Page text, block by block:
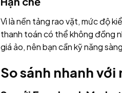
Vì là nền tảng rao vặt, mức độ
thanh toán có thể không đồng
giá ảo, nên bạn cần kỹ năng
So sánh nhanh